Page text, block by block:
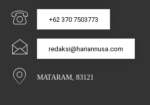
+62 370 7503773
redaksi@hariannusa.com
MATARAM, 83121